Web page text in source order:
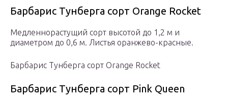
Барбарис Тунберга сорт Orange Rocket
Медленнорастущий сорт высотой до 1,2 м и
диаметром до 0,6 м. Листья оранжево-красные.
Барбарис Тунберга сорт Orange Rocket
Барбарис Тунберга сорт Pink Queen